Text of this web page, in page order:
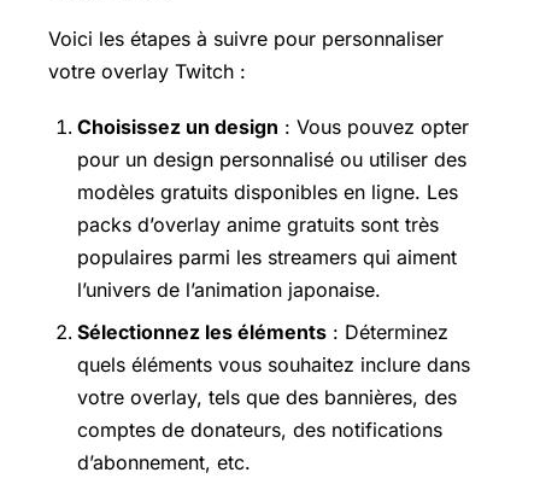
Voici les étapes à suivre pour personnaliser
votre overlay Twitch :
Choisissez un design : Vous pouvez opter
pour un design personnalisé ou utiliser des
modèles gratuits disponibles en ligne. Les
packs d’overlay anime gratuits sont très
populaires parmi les streamers qui aiment
l’univers de l’animation japonaise.
Sélectionnez les éléments : Déterminez
quels éléments vous souhaitez inclure dans
votre overlay, tels que des bannières, des
comptes de donateurs, des notifications
d’abonnement, etc.